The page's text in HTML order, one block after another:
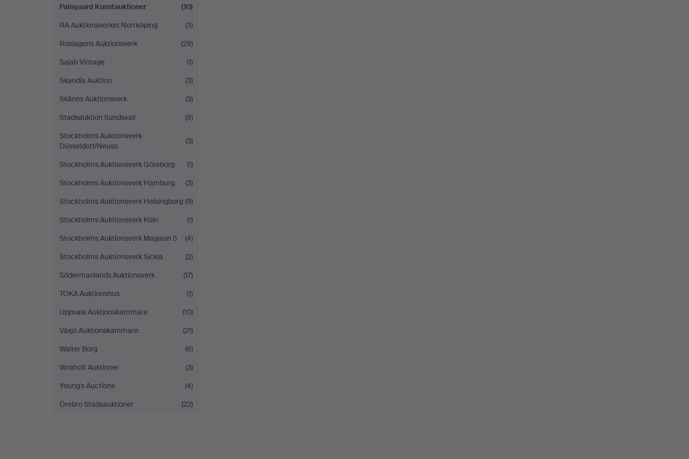
Palsgaard Kunstauktioner
(10)
RA Auktionsverket Norrköping
(3)
Roslagens Auktionsverk
(29)
Sajab Vintage
(1)
Skandia Auktion
(3)
Skånes Auktionsverk
(3)
Stadsauktion Sundsvall
(9)
Stockholms Auktionsverk
Düsseldorf/Neuss
(3)
Stockholms Auktionsverk Göteborg
(1)
Stockholms Auktionsverk Hamburg
(3)
Stockholms Auktionsverk Helsingborg (9)
Stockholms Auktionsverk Köln
(1)
Stockholms Auktionsverk Magasin 5
(4)
Stockholms Auktionsverk Sickla
(2)
Södermanlands Auktionsverk
(17)
TOKA Auktionshus
(1)
Uppsala Auktionskammare
(10)
Växjö Auktionskammare
(21)
Walter Borg
(6)
Woxholt Auktioner
(3)
Young's Auctions
(4)
Örebro Stadsauktioner
(22)